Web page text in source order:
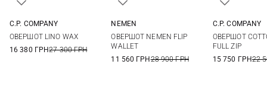
C.P. COMPANY
ОВЕРШОТ LINO WAX
16 380 ГРН27 300 ГРН
NEMEN
ОВЕРШОТ NEMEN FLIP
WALLET
11 560 ГРН28 900 ГРН
C.P. COMPANY
ОВЕРШОТ
FULL ZIP
15 750 ГРН22